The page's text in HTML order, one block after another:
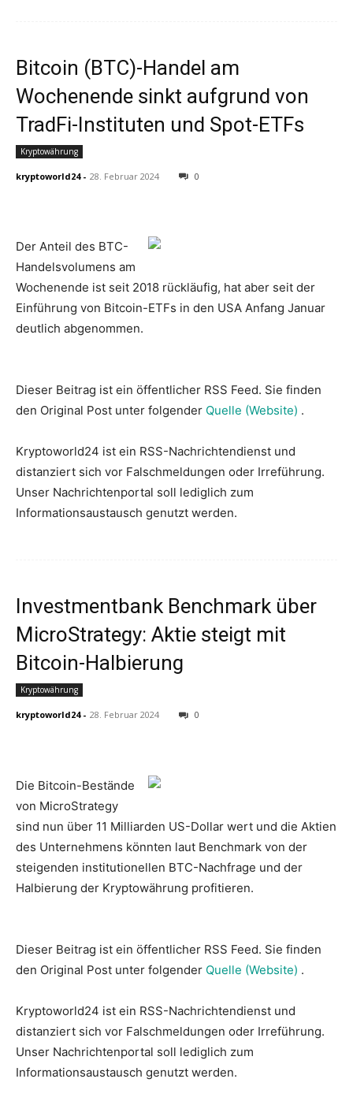
Bitcoin (BTC)-Handel am
Wochenende sinkt aufgrund von
TradFi-Instituten und Spot-ETFs
Kryptowährung
kryptoworld24 - 28. Februar 2024 0
Der Anteil des BTC-
Handelsvolumens am
Wochenende ist seit 2018 rückläufig, hat aber seit der
Einführung von Bitcoin-ETFs in den USA Anfang Januar
deutlich abgenommen.
Dieser Beitrag ist ein öffentlicher RSS Feed. Sie finden
den Original Post unter folgender Quelle (Website) .
Kryptoworld24 ist ein RSS-Nachrichtendienst und
distanziert sich vor Falschmeldungen oder Irreführung.
Unser Nachrichtenportal soll lediglich zum
Informationsaustausch genutzt werden.
Investmentbank Benchmark über
MicroStrategy: Aktie steigt mit
Bitcoin-Halbierung
Kryptowährung
kryptoworld24 - 28. Februar 2024 0
Die Bitcoin-Bestände
von MicroStrategy
sind nun über 11 Milliarden US-Dollar wert und die Aktien
des Unternehmens könnten laut Benchmark von der
steigenden institutionellen BTC-Nachfrage und der
Halbierung der Kryptowährung profitieren.
Dieser Beitrag ist ein öffentlicher RSS Feed. Sie finden
den Original Post unter folgender Quelle (Website) .
Kryptoworld24 ist ein RSS-Nachrichtendienst und
distanziert sich vor Falschmeldungen oder Irreführung.
Unser Nachrichtenportal soll lediglich zum
Informationsaustausch genutzt werden.